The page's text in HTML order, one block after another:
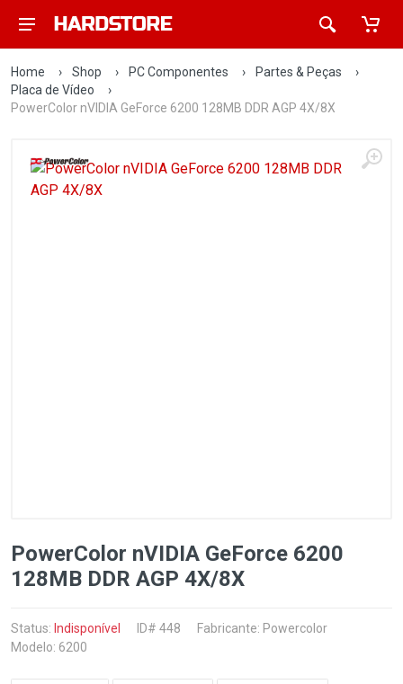
Home › Shop › PC Componentes › Partes & Peças
›
Placa de Vídeo
›
PowerColor nVIDIA GeForce 6200 128MB DDR AGP 4X/8X
PowerColor nVIDIA GeForce 6200
128MB DDR AGP 4X/8X
Status: Indisponível ID# 448 Fabricante: Powercolor
Modelo: 6200